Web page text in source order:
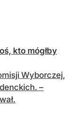
kto mógłby
Wyborczej,
–